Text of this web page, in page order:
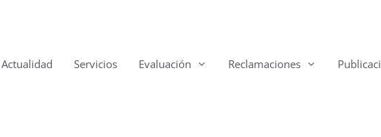
Actualidad Servicios Evaluación Reclamaciones